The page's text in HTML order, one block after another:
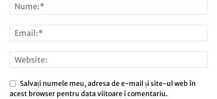
Salvați numele meu, adresa de e-mail și site-ul web în
acest browser pentru data viitoare i comentariu.